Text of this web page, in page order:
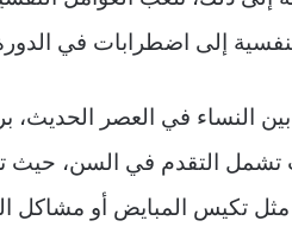
إلى اضطرابات في
النساء في العصر الحديث،
تشمل التقدم في السن، حيث
مثل تكيس المبايض أو مشاكل